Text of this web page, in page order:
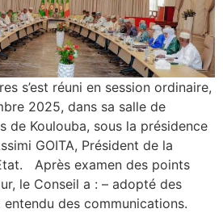
s’est réuni en session ordinaire,
2025, dans sa salle de
de Koulouba, sous la présidence
GOITA, Président de la
Après examen des points
le Conseil a : – adopté des
des communications.